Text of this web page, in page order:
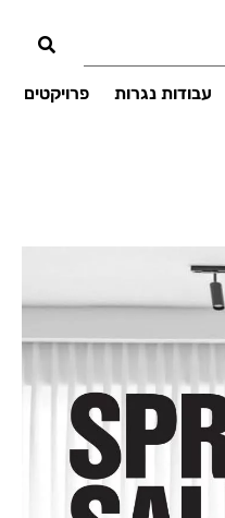
עבודות נגרות פרויקטים